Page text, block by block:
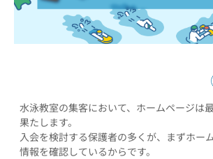
水泳教室の集客において、ホームページは
果たします。
入会を検討する保護者の多くが、まずホー
情報を確認しているからです。